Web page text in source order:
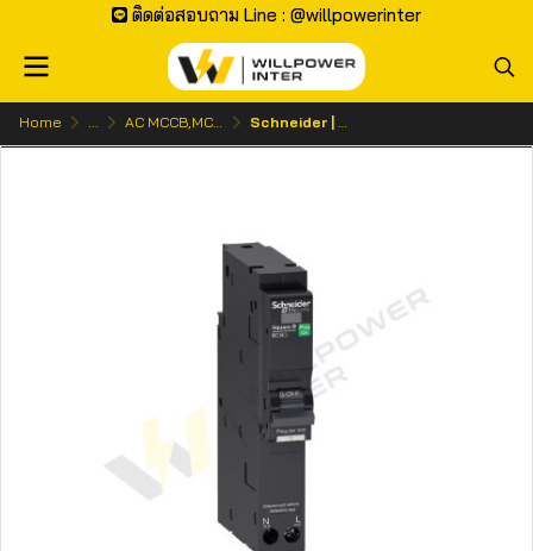
ติดต่อสอบถาม Line : @willpowerinter
Home ... AC MCCB,MCB | เบรกเกอร์ ไฟกระแสสลับ Schneider | Square D QOvs-RCBO 1P 6kA 10mA ลูกย่อยกันดูดความไวสูง (Plug-on)